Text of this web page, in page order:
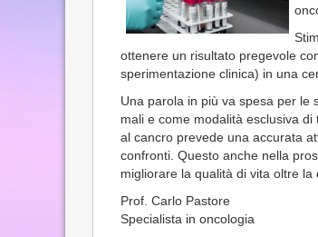
ottenere un risultato pregevole
sperimentazione clinica) in una
Una parola in più va spesa per le
mali e come modalità esclusiva
al cancro prevede una accurata
confronti. Questo anche nella
migliorare la qualità di vita oltre la
Prof. Carlo Pastore
Specialista in oncologia